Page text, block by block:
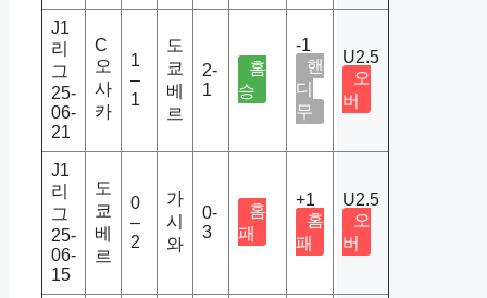
J1
리
그
25-
06-
21
C
오
사
카
1
–
1
도
쿄
베
르
2-
1
홈
승
-1
핸
디
무
U2.5
오
버
J1
리
그
25-
06-
15
도
쿄
베
르
0
–
2
가
시
와
0-
3
홈
패
+1
홈
패
U2.5
오
버